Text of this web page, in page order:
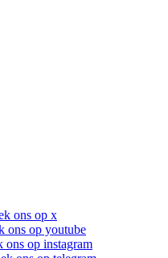
ons op x
ons op youtube
ons op instagram